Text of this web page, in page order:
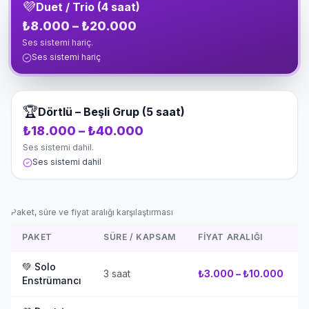
Eyyübiye ilçelerinin yanı sıra
hizmet sunmaktayız.
💜Duet / Trio (4 saat)
₺8.000 – ₺20.000
Ses sistemi hariç.
Ses sistemi hariç
🏆Dörtlü – Beşli Grup (5 saat)
₺18.000 – ₺40.000
Ses sistemi dahil.
Ses sistemi dahil
Paket, süre ve fiyat aralığı karşılaştırması
PAKET SÜRE / KAPSAM FIYAT ARALIĞI
💚 Solo
Enstrümancı
3 saat ₺3.000 – ₺10.000